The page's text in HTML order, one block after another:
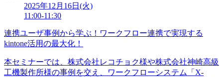
2025年12月16日(火)
11:00-11:30
連携ユーザ事例から学ぶ！ワークフロー連携で実現する
kintone活用の最大化！
本セミナーでは、株式会社レコチョク様や株式会社神崎高級
工機製作所様の事例を交え、ワークフローシステム「X-